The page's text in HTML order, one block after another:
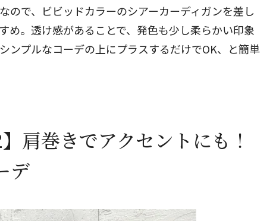
ので、ビビッドカラーのシアーカーディガンを差し
め。透け感があることで、発色も少し柔らかい印象
ンプルなコーデの上にプラスするだけでOK、と簡単
肩巻きでアクセントにも！
デ